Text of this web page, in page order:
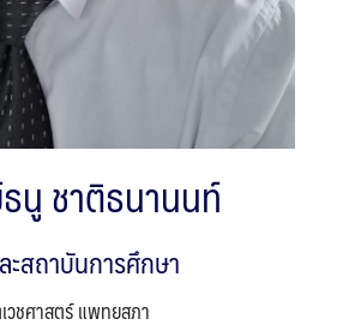
นู ชาติธนานนท์
สถาบันการศึกษา
วชศาสตร์ แพทยสภา